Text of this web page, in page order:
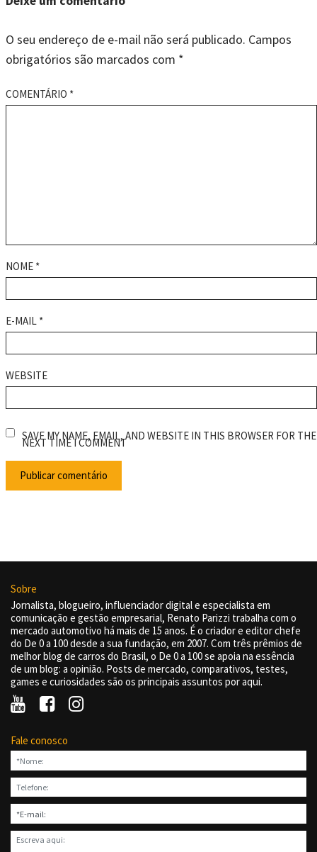
O seu endereço de e-mail não será publicado. Campos
obrigatórios são marcados com *
COMENTÁRIO *
NOME *
E-MAIL *
WEBSITE
SAVE MY NAME, EMAIL, AND WEBSITE IN THIS BROWSER FOR THE
NEXT TIME I COMMENT
Sobre
Jornalista, blogueiro, influenciador digital e especialista em
comunicação e gestão empresarial, Renato Parizzi trabalha com o
mercado automotivo há mais de 15 anos. É o criador e editor chefe
do De 0 a 100 desde a sua fundação, em 2007. Com três prêmios de
melhor blog de carros do Brasil, o De 0 a 100 se apoia na essência
de um blog: a opinião. Posts de mercado, comparativos, testes,
games e curiosidades são os principais assuntos por aqui.
Fale conosco